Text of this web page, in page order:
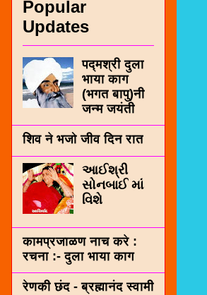
Popular
Updates
पद्मश्री दुला
भाया काग
(भगत बापु)नी
जन्म जयंती
शिव ने भजो जीव दिन रात
આઈશ્રી
સોનબાઈ માં
વિશે
कामप्रजाळण नाच करे :
रचना :- दुला भाया काग
रेणकी छंद - ब्रह्मानंद स्वामी